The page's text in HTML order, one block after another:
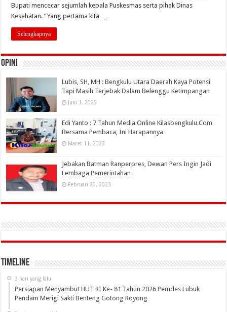
Bupati mencecar sejumlah kepala Puskesmas serta pihak Dinas
Kesehatan. “Yang pertama kita …
Selengkapnya
OPINI
Lubis, SH, MH : Bengkulu Utara Daerah Kaya Potensi
Tapi Masih Terjebak Dalam Belenggu Ketimpangan
Juni 1, 2025
Edi Yanto : 7 Tahun Media Online Kilasbengkulu.Com
Bersama Pembaca, Ini Harapannya
Maret 11, 2023
Jebakan Batman Ranperpres, Dewan Pers Ingin Jadi
Lembaga Pemerintahan
Februari 20, 2023
Timeline
3 hari yang lalu
Persiapan Menyambut HUT RI Ke- 81 Tahun 2026 Pemdes Lubuk
Pendam Merigi Sakti Benteng Gotong Royong